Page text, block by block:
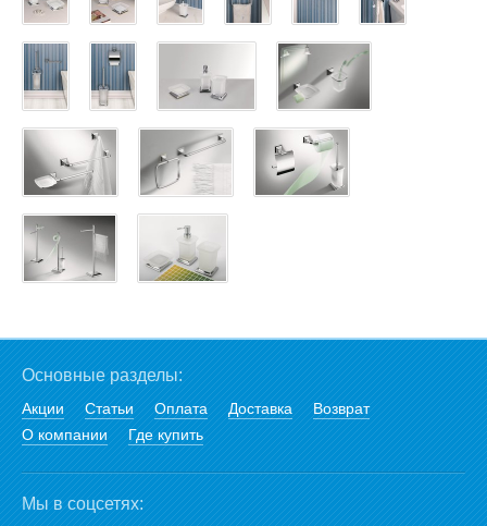
Основные разделы:
Акции Статьи Оплата Доставка
Возврат
О компании
Где купить
Мы в соцсетях: